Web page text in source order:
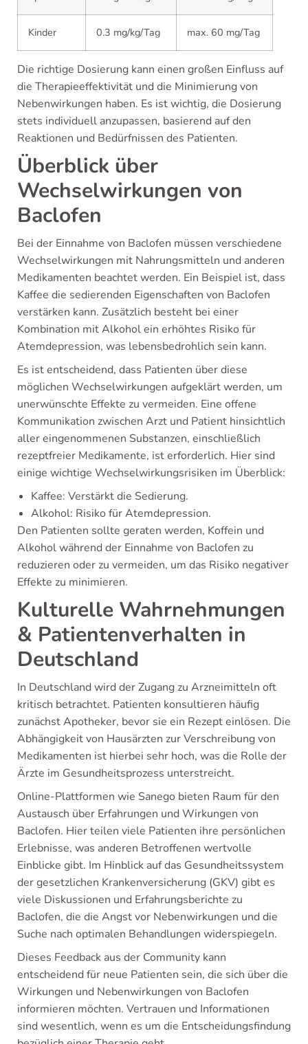
Kinder 0.3 mg/kg/Tag max. 60 mg/Tag
Die richtige Dosierung kann einen großen Einfluss auf
die Therapieeffektivität und die Minimierung von
Nebenwirkungen haben. Es ist wichtig, die Dosierung
stets individuell anzupassen, basierend auf den
Reaktionen und Bedürfnissen des Patienten.
Überblick über
Wechselwirkungen von
Baclofen
Bei der Einnahme von Baclofen müssen verschiedene
Wechselwirkungen mit Nahrungsmitteln und anderen
Medikamenten beachtet werden. Ein Beispiel ist, dass
Kaffee die sedierenden Eigenschaften von Baclofen
verstärken kann. Zusätzlich besteht bei einer
Kombination mit Alkohol ein erhöhtes Risiko für
Atemdepression, was lebensbedrohlich sein kann.
Es ist entscheidend, dass Patienten über diese
möglichen Wechselwirkungen aufgeklärt werden, um
unerwünschte Effekte zu vermeiden. Eine offene
Kommunikation zwischen Arzt und Patient hinsichtlich
aller eingenommenen Substanzen, einschließlich
rezeptfreier Medikamente, ist erforderlich. Hier sind
einige wichtige Wechselwirkungsrisiken im Überblick:
Kaffee: Verstärkt die Sedierung.
Alkohol: Risiko für Atemdepression.
Den Patienten sollte geraten werden, Koffein und
Alkohol während der Einnahme von Baclofen zu
reduzieren oder zu vermeiden, um das Risiko negativer
Effekte zu minimieren.
Kulturelle Wahrnehmungen
& Patientenverhalten in
Deutschland
In Deutschland wird der Zugang zu Arzneimitteln oft
kritisch betrachtet. Patienten konsultieren häufig
zunächst Apotheker, bevor sie ein Rezept einlösen. Die
Abhängigkeit von Hausärzten zur Verschreibung von
Medikamenten ist hierbei sehr hoch, was die Rolle der
Ärzte im Gesundheitsprozess unterstreicht.
Online-Plattformen wie Sanego bieten Raum für den
Austausch über Erfahrungen und Wirkungen von
Baclofen. Hier teilen viele Patienten ihre persönlichen
Erlebnisse, was anderen Betroffenen wertvolle
Einblicke gibt. Im Hinblick auf das Gesundheitssystem
der gesetzlichen Krankenversicherung (GKV) gibt es
viele Diskussionen und Erfahrungsberichte zu
Baclofen, die die Angst vor Nebenwirkungen und die
Suche nach optimalen Behandlungen widerspiegeln.
Dieses Feedback aus der Community kann
entscheidend für neue Patienten sein, die sich über die
Wirkungen und Nebenwirkungen von Baclofen
informieren möchten. Vertrauen und Informationen
sind wesentlich, wenn es um die Entscheidungsfindung